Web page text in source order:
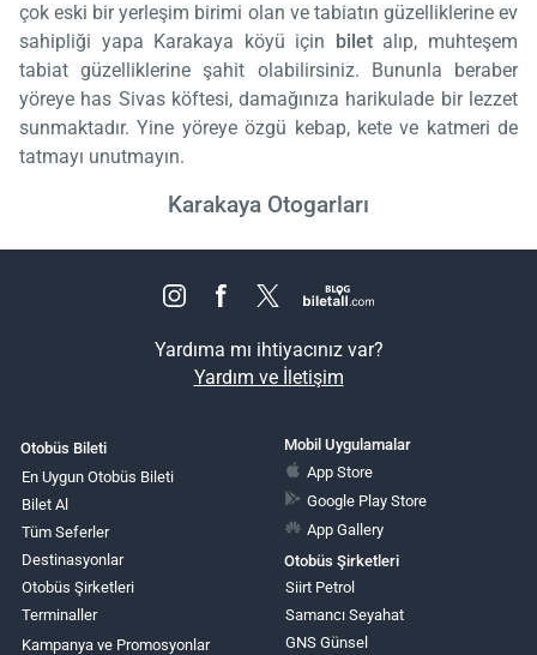
çok eski bir yerleşim birimi olan ve tabiatın güzelliklerine ev
sahipliği yapa Karakaya köyü için
biletalıp, muhteşem
tabiat güzelliklerine şahit olabilirsiniz. Bununla beraber
yöreye has Sivas köftesi, damağınıza harikulade bir lezzet
sunmaktadır. Yine yöreye özgü kebap, kete ve katmeri de
tatmayı unutmayın.
Karakaya Otogarları
Yardıma mı ihtiyacınız var?
Yardım ve İletişim
Otobüs Bileti
En Uygun Otobüs Bileti
Bilet Al
Tüm Seferler
Destinasyonlar
Otobüs Şirketleri
Terminaller
Kampanya ve Promosyonlar
Mobil Uygulamalar
App Store
Google Play Store
App Gallery
Otobüs Şirketleri
Siirt Petrol
Samancı Seyahat
GNS Günsel